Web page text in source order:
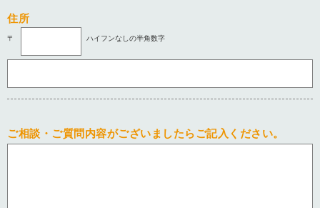
住所
〒 ハイフンなしの半角数字
ご相談・ご質問内容がございましたらご記入ください。